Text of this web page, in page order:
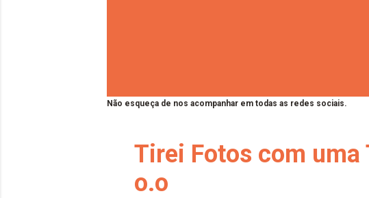
Não esqueça de nos acompanhar em todas as redes sociais.
Tirei Fotos com uma
o.o